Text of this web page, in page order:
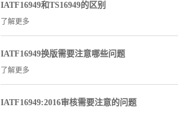
IATF16949和TS16949的区别
了解更多
IATF16949换版需要注意哪些问题
了解更多
IATF16949:2016审核需要注意的问题